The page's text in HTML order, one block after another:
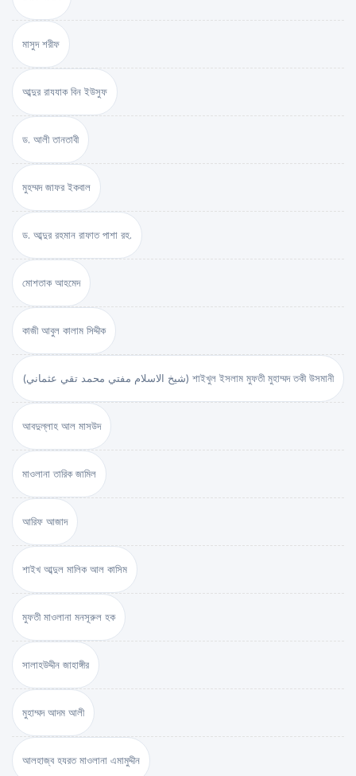
মাসুদ শরীফ
আব্দুর রাযযাক বিন ইউসুফ
ড. আলী তানতাবী
মুহম্মদ জাফর ইকবাল
ড. আব্দুর রহমান রাফাত পাশা রহ.
মোশতাক আহমেদ
কাজী আবুল কালাম সিদ্দীক
(شيخ الاسلام مفتي محمد تقي عثماني) শাইখুল ইসলাম মুফতী মুহাম্মদ তকী উসমানী
আবদুল্লাহ আল মাসউদ
মাওলানা তারিক জামিল
আরিফ আজাদ
শাইখ আব্দুল মালিক আল কাসিম
মুফতী মাওলানা মনসূরুল হক
সালাহউদ্দীন জাহাঙ্গীর
মুহাম্মদ আদম আলী
আলহাজ্ব হযরত মাওলানা এমামুদ্দীন